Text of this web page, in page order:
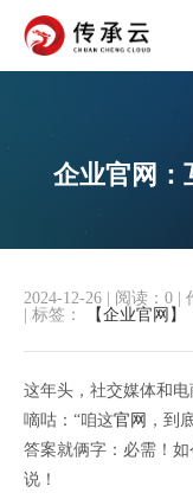
企业官网：
2024-12-26 阅读： 0
标签： 【企业官网】
这年头，社交媒体和
嘀咕：“咱这官网 ，到
答案就俩字：必需！
说！